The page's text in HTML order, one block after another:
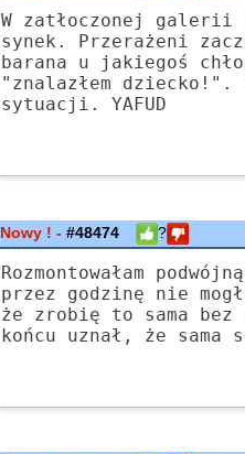
W zatłoczonej galerii
synek. Przerażeni
barana u jakiegoś
"znalazłem dziecko!".
sytuacji. YAFUD
Nowy ! -#48474 ?
Rozmontowałam
przez godzinę nie
że zrobię to sama bez
końcu uznał, że sama